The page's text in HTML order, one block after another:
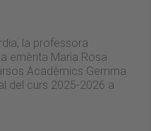
la professora
emèrita Maria Rosa
Acadèmics Gemma
del curs 2025-2026 a